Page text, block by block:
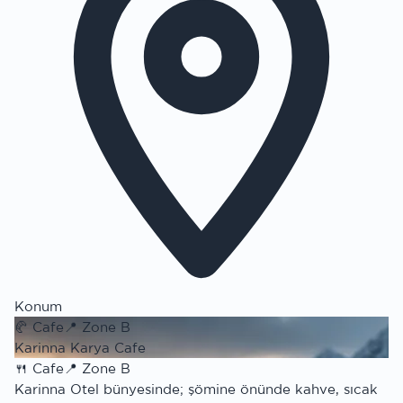
Konum
🥐 Cafe 📍 Zone B
Karinna Karya Cafe
🍴 Cafe📍 Zone B
Karinna Otel bünyesinde; şömine önünde kahve, sıcak